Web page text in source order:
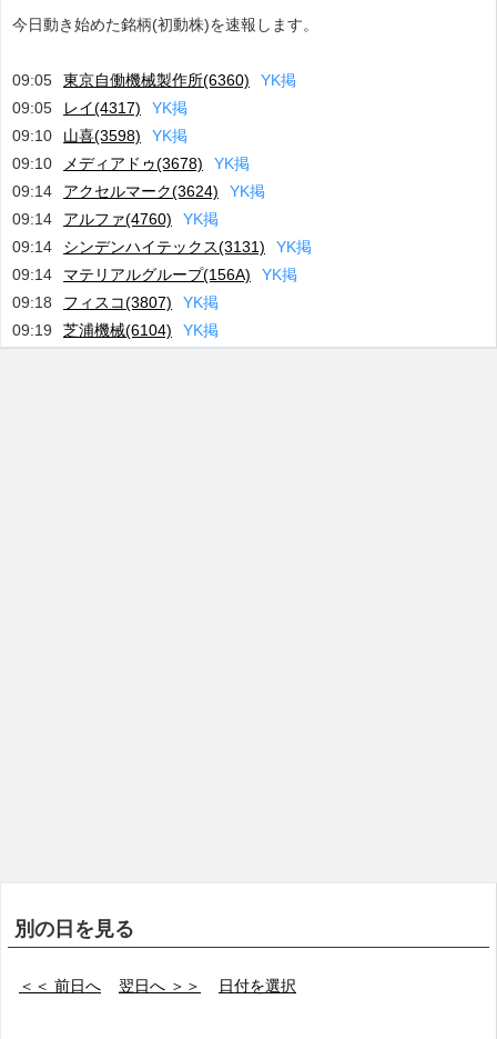
今日動き始めた銘柄(初動株)を速報します。
09:05 東京自働機械製作所(6360) YK掲
09:05
レイ(4317) YK掲
09:10
山喜(3598) YK掲
09:10
メディアドゥ(3678) YK掲
09:14
アクセルマーク(3624) YK掲
09:14
アルファ(4760) YK掲
09:14
シンデンハイテックス(3131) YK掲
09:14
マテリアルグループ(156A) YK掲
09:18
フィスコ(3807) YK掲
09:19
芝浦機械(6104) YK掲
別の日を見る
＜＜ 前日へ 翌日へ ＞＞ 日付を選択